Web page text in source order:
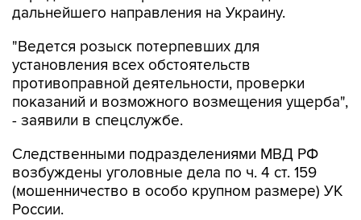
"Ведется розыск потерпевших для
противоправной деятельности, проверки
показаний и возможного возмещения ущерба",
- заявили в спецслужбе.
Следственными подразделениями МВД РФ
(мошенничество в особо крупном размере) УК
России.
"Сотрудникам криптообменника и курьерам